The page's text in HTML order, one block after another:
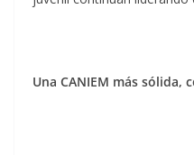
Una CANIEM más sólida,